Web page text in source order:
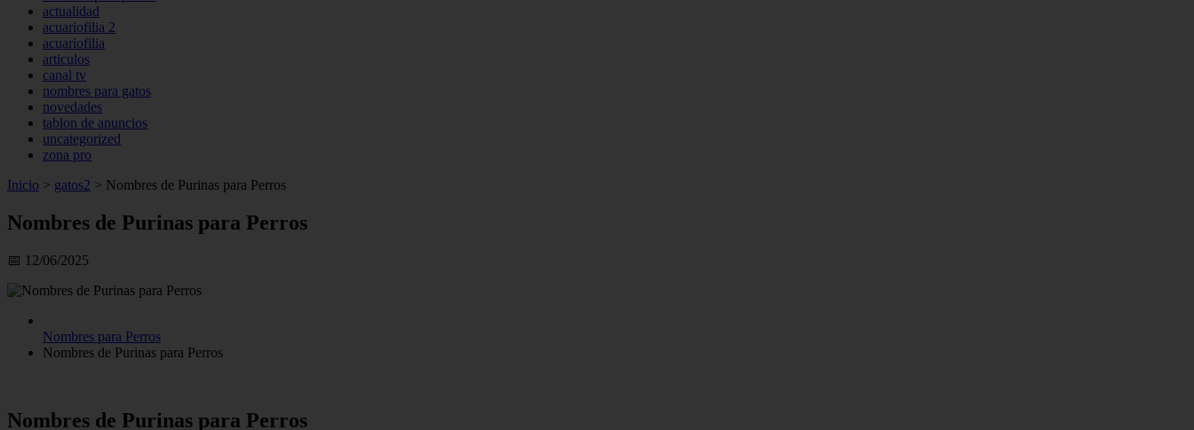
actualidad
acuariofilia 2
acuariofilia
articulos
canal tv
nombres para gatos
novedades
tablon de anuncios
uncategorized
zona pro
Inicio > gatos2 > Nombres de Purinas para Perros
Nombres de Purinas para Perros
📅 12/06/2025
Nombres para Perros
Nombres de Purinas para Perros
Nombres de Purinas para Perros